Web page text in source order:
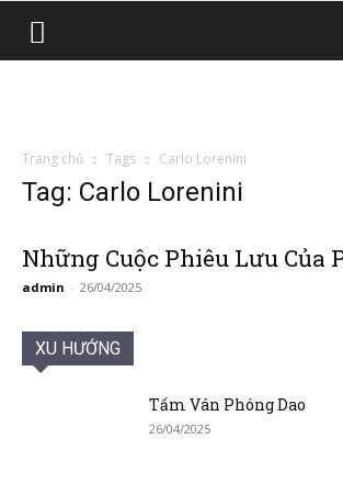
Trang chủ Tags Carlo Lorenini
Tag: Carlo Lorenini
Những Cuộc Phiêu Lưu Của
admin - 26/04/2025
XU HƯỚNG
Tấm Ván Phóng Dao
26/04/2025